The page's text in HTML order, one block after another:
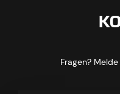
Fragen?